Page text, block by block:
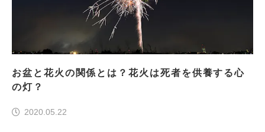
お盆と花火の関係とは？花火は死者を供養する心
の灯？
2020.05.22